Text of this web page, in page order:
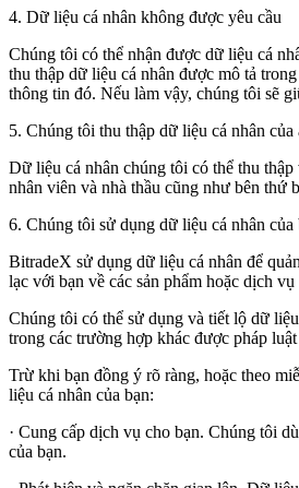
4. Dữ liệu cá nhân không được yêu cầu
Chúng tôi có thể nhận được dữ liệu cá
thu thập dữ liệu cá nhân được mô tả
thông tin đó. Nếu làm vậy, chúng tôi sẽ
5. Chúng tôi thu thập dữ liệu cá nhân của
Dữ liệu cá nhân chúng tôi có thể thu
nhân viên và nhà thầu cũng như bên thứ
6. Chúng tôi sử dụng dữ liệu cá nhân của
BitradeX sử dụng dữ liệu cá nhân để
lạc với bạn về các sản phẩm hoặc dịch
Chúng tôi có thể sử dụng và tiết lộ dữ
trong các trường hợp khác được pháp
Trừ khi bạn đồng ý rõ ràng, hoặc theo
liệu cá nhân của bạn:
· Cung cấp dịch vụ cho bạn. Chúng tôi
của bạn.